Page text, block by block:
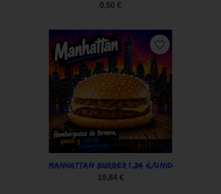
0,50 €
MANHATTAN BURGER 1,24 €/UNID
19,84 €
favorite_border